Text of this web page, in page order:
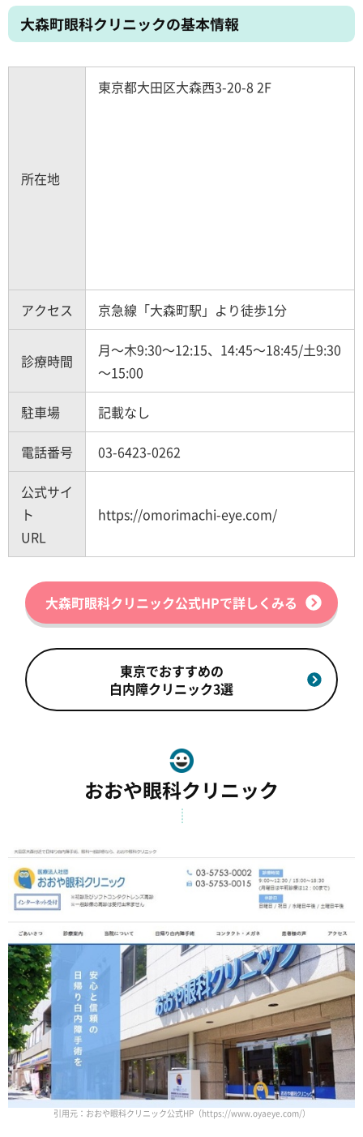
大森町眼科クリニックの基本情報
所在地
東京都大田区大森西3-20-8 2F
アクセス 京急線「大森町駅」より徒歩1分
診療時間
月～木9:30～12:15、14:45～18:45/土9:30
～15:00
駐車場 記載なし
電話番号 03-6423-0262
公式サイ
ト
URL
https://omorimachi-eye.com/
大森町眼科クリニック公式HPで詳しくみる
東京でおすすめの
白内障クリニック3選
おおや眼科クリニック
引用元：おおや眼科クリニック公式HP（https://www.oyaeye.com/）